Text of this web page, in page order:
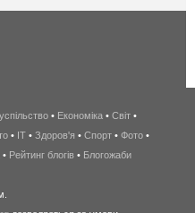
беспроводной
интернет
киев
• Економіка • Світ •
• IT • Здоров'я • Спорт • Фото •
• Рейтинг блогів • Блогожаби